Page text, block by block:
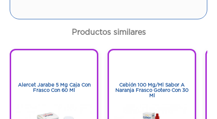
Productos similares
Alercet Jarabe 5 Mg Caja Con
Frasco Con 60 Ml
Cebión 100 Mg/Ml Sabor A
Naranja Frasco Gotero Con 30
Ml